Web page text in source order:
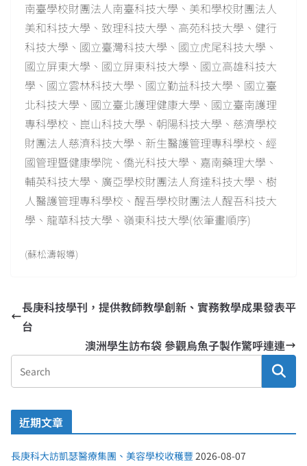
南臺學校財團法人南臺科技大學、美和學校財團法人
美和科技大學、致理科技大學、高苑科技大學、健行
科技大學、國立臺灣科技大學、國立虎尾科技大學、
國立屏東大學、國立屏東科技大學、國立高雄科技大
學、國立雲林科技大學、國立勤益科技大學、國立臺
北科技大學、國立臺北護理健康大學、國立臺南護理
專科學校、崑山科技大學、朝陽科技大學、慈濟學校
財團法人慈濟科技大學、新生醫護管理專科學校、經
國管理暨健康學院、僑光科技大學、嘉南藥理大學、
輔英科技大學、廣亞學校財團法人育達科技大學、樹
人醫護管理專科學校、醒吾學校財團法人醒吾科技大
學、龍華科技大學、嶺東科技大學(依筆畫順序)
(蘇松濤報導)
長庚科技學刊，提供教師教學創新、實務教學成果發表平
台
澳洲學生訪布袋 參觀烏魚子製作驚呼連連
近期文章
長庚科大訪凱瑟醫療集團、美容學校收穫豐 2026-08-07